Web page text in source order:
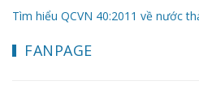
Tìm hiểu QCVN 40:2011 về nước
FANPAGE